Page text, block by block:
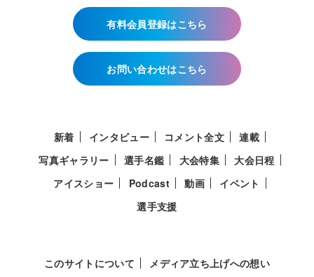
有料会員登録はこちら
お問い合わせはこちら
新着 インタビュー コメント全文
連載
写真ギャラリー
選手名鑑 大会特集
大会日程
アイスショー
Podcast 動画
イベント
選手支援
このサイトについて メディア立ち上げへの想い